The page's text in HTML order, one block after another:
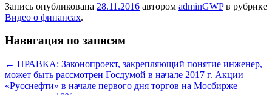
Запись опубликована 28.11.2016 автором adminGWPв рубрике
Видео о финансах.
Навигация по записям
← ПРАВКА: Законопроект, закрепляющий понятие инженер,
может быть рассмотрен Госдумой в начале 2017 г. Акции
«Русснефти» в начале первого дня торгов на Мосбирже